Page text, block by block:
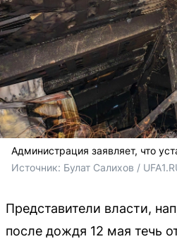
Администрация заявляет, что
Источник: Булат Салихов /
Представители власти,
после дождя 12 мая течь